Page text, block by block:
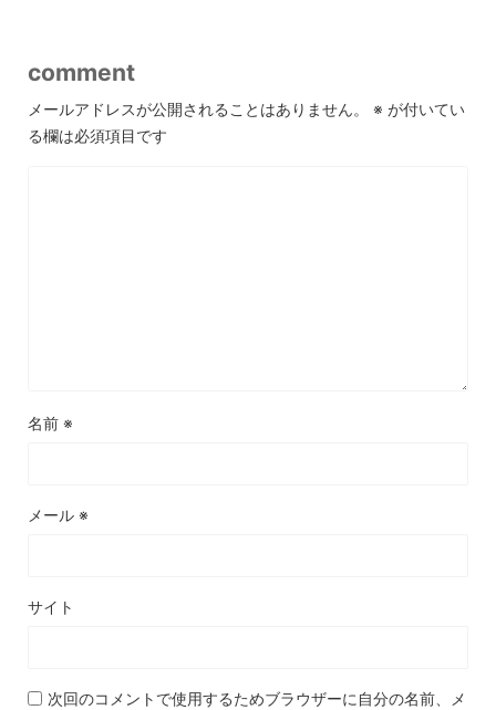
comment
メールアドレスが公開されることはありません。 ※ が付いてい
る欄は必須項目です
名前 ※
メール ※
サイト
次回のコメントで使用するためブラウザーに自分の名前、メ